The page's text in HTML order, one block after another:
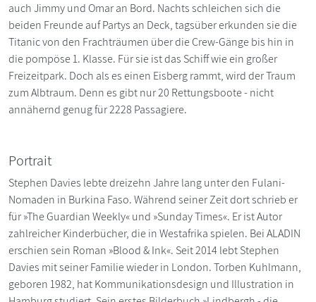
auch Jimmy und Omar an Bord. Nachts schleichen sich die
beiden Freunde auf Partys an Deck, tagsüber erkunden sie die
Titanic von den Frachträumen über die Crew-Gänge bis hin in
die pompöse 1. Klasse. Für sie ist das Schiff wie ein großer
Freizeitpark. Doch als es einen Eisberg rammt, wird der Traum
zum Albtraum. Denn es gibt nur 20 Rettungsboote - nicht
annähernd genug für 2228 Passagiere.
Portrait
Stephen Davies lebte dreizehn Jahre lang unter den Fulani-
Nomaden in Burkina Faso. Während seiner Zeit dort schrieb er
für »The Guardian Weekly« und »Sunday Times«. Er ist Autor
zahlreicher Kinderbücher, die in Westafrika spielen. Bei ALADIN
erschien sein Roman »Blood & Ink«. Seit 2014 lebt Stephen
Davies mit seiner Familie wieder in London. Torben Kuhlmann,
geboren 1982, hat Kommunikationsdesign und Illustration in